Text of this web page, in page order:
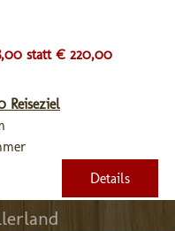
statt € 220,00
Reiseziel
Details